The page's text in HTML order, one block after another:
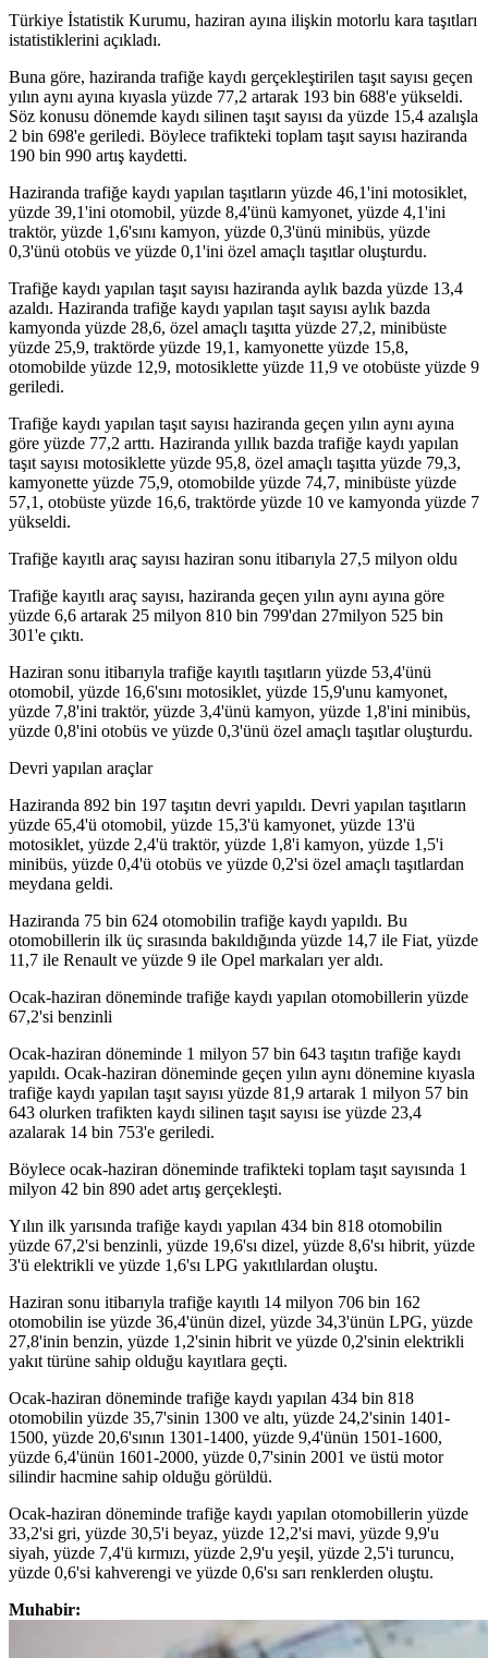
Türkiye İstatistik Kurumu, haziran ayına ilişkin motorlu kara taşıtları
istatistiklerini açıkladı.
Buna göre, haziranda trafiğe kaydı gerçekleştirilen taşıt sayısı geçen
yılın aynı ayına kıyasla yüzde 77,2 artarak 193 bin 688'e yükseldi.
Söz konusu dönemde kaydı silinen taşıt sayısı da yüzde 15,4 azalışla
2 bin 698'e geriledi. Böylece trafikteki toplam taşıt sayısı haziranda
190 bin 990 artış kaydetti.
Haziranda trafiğe kaydı yapılan taşıtların yüzde 46,1'ini motosiklet,
yüzde 39,1'ini otomobil, yüzde 8,4'ünü kamyonet, yüzde 4,1'ini
traktör, yüzde 1,6'sını kamyon, yüzde 0,3'ünü minibüs, yüzde
0,3'ünü otobüs ve yüzde 0,1'ini özel amaçlı taşıtlar oluşturdu.
Trafiğe kaydı yapılan taşıt sayısı haziranda aylık bazda yüzde 13,4
azaldı. Haziranda trafiğe kaydı yapılan taşıt sayısı aylık bazda
kamyonda yüzde 28,6, özel amaçlı taşıtta yüzde 27,2, minibüste
yüzde 25,9, traktörde yüzde 19,1, kamyonette yüzde 15,8,
otomobilde yüzde 12,9, motosiklette yüzde 11,9 ve otobüste yüzde 9
geriledi.
Trafiğe kaydı yapılan taşıt sayısı haziranda geçen yılın aynı ayına
göre yüzde 77,2 arttı. Haziranda yıllık bazda trafiğe kaydı yapılan
taşıt sayısı motosiklette yüzde 95,8, özel amaçlı taşıtta yüzde 79,3,
kamyonette yüzde 75,9, otomobilde yüzde 74,7, minibüste yüzde
57,1, otobüste yüzde 16,6, traktörde yüzde 10 ve kamyonda yüzde 7
yükseldi.
Trafiğe kayıtlı araç sayısı haziran sonu itibarıyla 27,5 milyon oldu
Trafiğe kayıtlı araç sayısı, haziranda geçen yılın aynı ayına göre
yüzde 6,6 artarak 25 milyon 810 bin 799'dan 27milyon 525 bin
301'e çıktı.
Haziran sonu itibarıyla trafiğe kayıtlı taşıtların yüzde 53,4'ünü
otomobil, yüzde 16,6'sını motosiklet, yüzde 15,9'unu kamyonet,
yüzde 7,8'ini traktör, yüzde 3,4'ünü kamyon, yüzde 1,8'ini minibüs,
yüzde 0,8'ini otobüs ve yüzde 0,3'ünü özel amaçlı taşıtlar oluşturdu.
Devri yapılan araçlar
Haziranda 892 bin 197 taşıtın devri yapıldı. Devri yapılan taşıtların
yüzde 65,4'ü otomobil, yüzde 15,3'ü kamyonet, yüzde 13'ü
motosiklet, yüzde 2,4'ü traktör, yüzde 1,8'i kamyon, yüzde 1,5'i
minibüs, yüzde 0,4'ü otobüs ve yüzde 0,2'si özel amaçlı taşıtlardan
meydana geldi.
Haziranda 75 bin 624 otomobilin trafiğe kaydı yapıldı. Bu
otomobillerin ilk üç sırasında bakıldığında yüzde 14,7 ile Fiat, yüzde
11,7 ile Renault ve yüzde 9 ile Opel markaları yer aldı.
Ocak-haziran döneminde trafiğe kaydı yapılan otomobillerin yüzde
67,2'si benzinli
Ocak-haziran döneminde 1 milyon 57 bin 643 taşıtın trafiğe kaydı
yapıldı. Ocak-haziran döneminde geçen yılın aynı dönemine kıyasla
trafiğe kaydı yapılan taşıt sayısı yüzde 81,9 artarak 1 milyon 57 bin
643 olurken trafikten kaydı silinen taşıt sayısı ise yüzde 23,4
azalarak 14 bin 753'e geriledi.
Böylece ocak-haziran döneminde trafikteki toplam taşıt sayısında 1
milyon 42 bin 890 adet artış gerçekleşti.
Yılın ilk yarısında trafiğe kaydı yapılan 434 bin 818 otomobilin
yüzde 67,2'si benzinli, yüzde 19,6'sı dizel, yüzde 8,6'sı hibrit, yüzde
3'ü elektrikli ve yüzde 1,6'sı LPG yakıtlılardan oluştu.
Haziran sonu itibarıyla trafiğe kayıtlı 14 milyon 706 bin 162
otomobilin ise yüzde 36,4'ünün dizel, yüzde 34,3'ünün LPG, yüzde
27,8'inin benzin, yüzde 1,2'sinin hibrit ve yüzde 0,2'sinin elektrikli
yakıt türüne sahip olduğu kayıtlara geçti.
Ocak-haziran döneminde trafiğe kaydı yapılan 434 bin 818
otomobilin yüzde 35,7'sinin 1300 ve altı, yüzde 24,2'sinin 1401-
1500, yüzde 20,6'sının 1301-1400, yüzde 9,4'ünün 1501-1600,
yüzde 6,4'ünün 1601-2000, yüzde 0,7'sinin 2001 ve üstü motor
silindir hacmine sahip olduğu görüldü.
Ocak-haziran döneminde trafiğe kaydı yapılan otomobillerin yüzde
33,2'si gri, yüzde 30,5'i beyaz, yüzde 12,2'si mavi, yüzde 9,9'u
siyah, yüzde 7,4'ü kırmızı, yüzde 2,9'u yeşil, yüzde 2,5'i turuncu,
yüzde 0,6'si kahverengi ve yüzde 0,6'sı sarı renklerden oluştu.
Muhabir: